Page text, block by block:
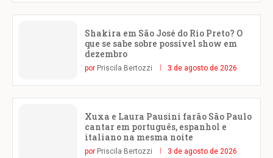
Shakira em São José do Rio Preto? O
que se sabe sobre possível show em
dezembro
por Priscila Bertozzi 3 de agosto de 2026
Xuxa e Laura Pausini farão São Paulo
cantar em português, espanhol e
italiano na mesma noite
por Priscila Bertozzi 3 de agosto de 2026